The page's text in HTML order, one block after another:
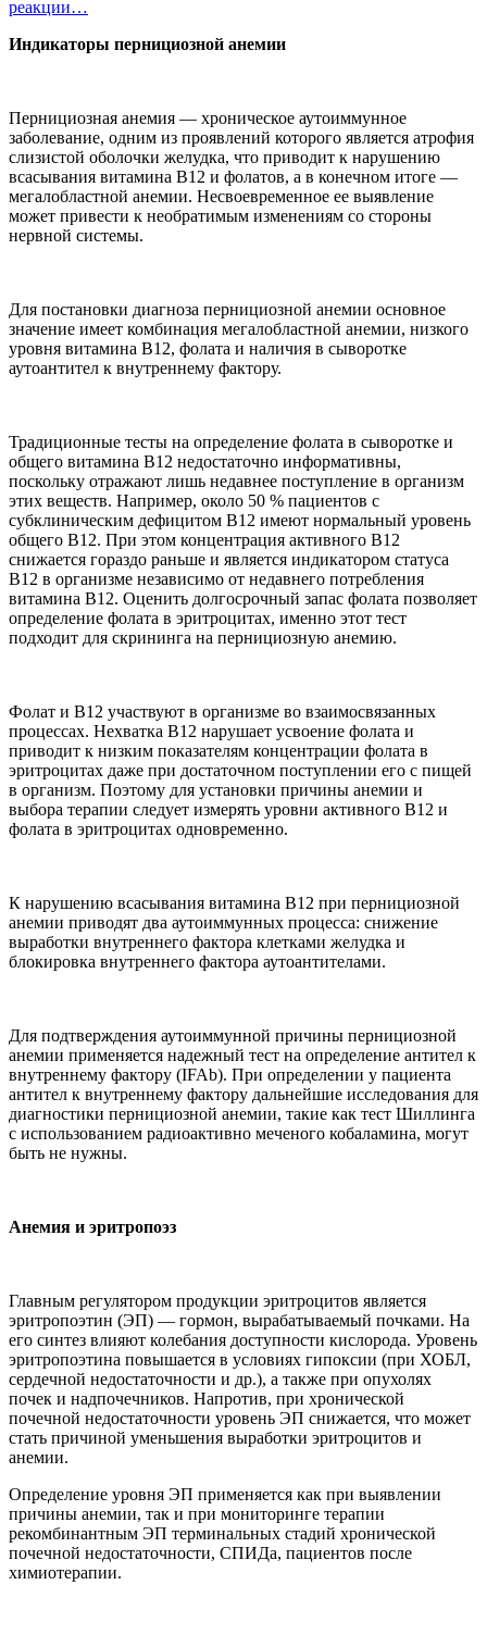
реакции…
Индикаторы пернициозной анемии
Пернициозная анемия — хроническое аутоиммунное
заболевание, одним из проявлений которого является атрофия
слизистой оболочки желудка, что приводит к нарушению
всасывания витамина В12 и фолатов, а в конечном итоге —
мегалобластной анемии. Несвоевременное ее выявление
может привести к необратимым изменениям со стороны
нервной системы.
Для постановки диагноза пернициозной анемии основное
значение имеет комбинация мегалобластной анемии, низкого
уровня витамина В12, фолата и наличия в сыворотке
аутоантител к внутреннему фактору.
Традиционные тесты на определение фолата в сыворотке и
общего витамина В12 недостаточно информативны,
поскольку отражают лишь недавнее поступление в организм
этих веществ. Например, около 50 % пациентов с
субклиническим дефицитом В12 имеют нормальный уровень
общего В12. При этом концентрация активного В12
снижается гораздо раньше и является индикатором статуса
В12 в организме независимо от недавнего потребления
витамина В12. Оценить долгосрочный запас фолата позволяет
определение фолата в эритроцитах, именно этот тест
подходит для скрининга на пернициозную анемию.
Фолат и В12 участвуют в организме во взаимосвязанных
процессах. Нехватка В12 нарушает усвоение фолата и
приводит к низким показателям концентрации фолата в
эритроцитах даже при достаточном поступлении его с пищей
в организм. Поэтому для установки причины анемии и
выбора терапии следует измерять уровни активного В12 и
фолата в эритроцитах одновременно.
К нарушению всасывания витамина В12 при пернициозной
анемии приводят два аутоиммунных процесса: снижение
выработки внутреннего фактора клетками желудка и
блокировка внутреннего фактора аутоантителами.
Для подтверждения аутоиммунной причины пернициозной
анемии применяется надежный тест на определение антител к
внутреннему фактору (IFAb). При определении у пациента
антител к внутреннему фактору дальнейшие исследования для
диагностики пернициозной анемии, такие как тест Шиллинга
с использованием радиоактивно меченого кобаламина, могут
быть не нужны.
Анемия и эритропоэз
Главным регулятором продукции эритроцитов является
эритропоэтин (ЭП) — гормон, вырабатываемый почками. На
его синтез влияют колебания доступности кислорода. Уровень
эритропоэтина повышается в условиях гипоксии (при ХОБЛ,
сердечной недостаточности и др.), а также при опухолях
почек и надпочечников. Напротив, при хронической
почечной недостаточности уровень ЭП снижается, что может
стать причиной уменьшения выработки эритроцитов и
анемии.
Определение уровня ЭП применяется как при выявлении
причины анемии, так и при мониторинге терапии
рекомбинантным ЭП терминальных стадий хронической
почечной недостаточности, СПИДа, пациентов после
химиотерапии.